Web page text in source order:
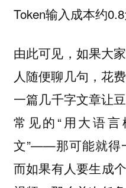
Token输入成本约
由此可见，如果大
人随便聊几句，花
一篇几千字文章让
常见的“用大语
文”——那可能就得
而如果有人要生成